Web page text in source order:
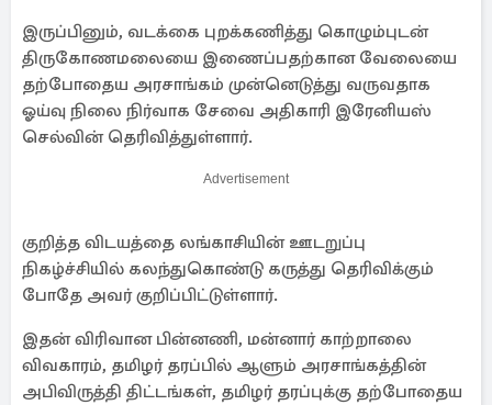
இருப்பினும், வடக்கை புறக்கணித்து கொழும்புடன்
திருகோணமலையை இணைப்பதற்கான வேலையை
தற்போதைய அரசாங்கம் முன்னெடுத்து வருவதாக
ஓய்வு நிலை நிர்வாக சேவை அதிகாரி இரேனியஸ்
செல்வின் தெரிவித்துள்ளார்.
Advertisement
குறித்த விடயத்தை லங்காசியின் ஊடறுப்பு
நிகழ்ச்சியில் கலந்துகொண்டு கருத்து தெரிவிக்கும்
போதே அவர் குறிப்பிட்டுள்ளார்.
இதன் விரிவான பின்னணி, மன்னார் காற்றாலை
விவகாரம், தமிழர் தரப்பில் ஆளும் அரசாங்கத்தின்
அபிவிருத்தி திட்டங்கள், தமிழர் தரப்புக்கு தற்போதைய